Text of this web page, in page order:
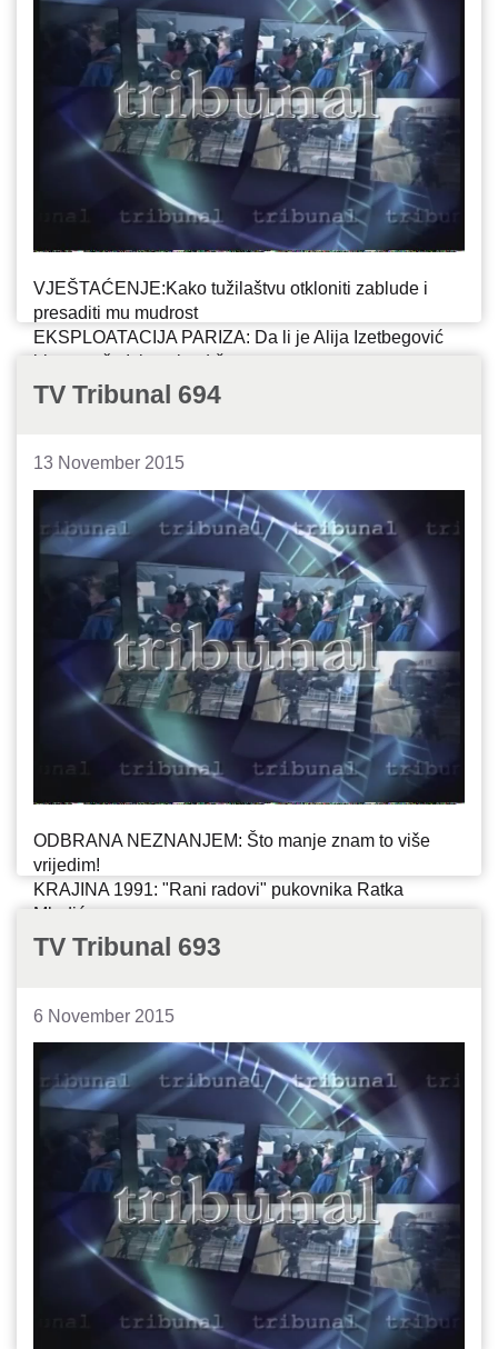
VJEŠTAĆENJE:Kako tužilaštvu otkloniti zablude i
presaditi mu mudrost
EKSPLOATACIJA PARIZA: Da li je Alija Izetbegović
bio preteča Islamske države
GRADAČAC ILI TOMAŠICA: Gde je i zašto korišćena
TV Tribunal 694
13 November 2015
ODBRANA NEZNANJEM: Što manje znam to više
vrijedim!
KRAJINA 1991: "Rani radovi" pukovnika Ratka
Mladića
ZAŠTITA OD HAGA: Kako je ministar Kijac ometao
TV Tribunal 693
6 November 2015